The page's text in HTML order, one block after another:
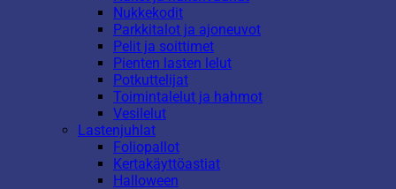
Nukkekodit
Parkkitalot ja ajoneuvot
Pelit ja soittimet
Pienten lasten lelut
Potkuttelijat
Toimintalelut ja hahmot
Vesilelut
Lastenjuhlat
Foliopallot
Kertakäyttöastiat
Halloween